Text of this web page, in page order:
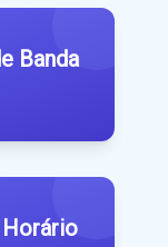
Banda